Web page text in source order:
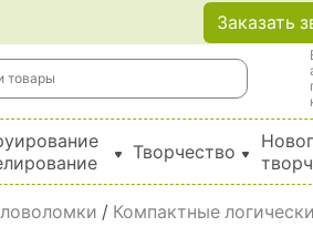
Заказать
Творчество
/ Компактные